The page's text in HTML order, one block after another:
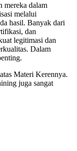
mereka dalam
melalui
hasil. Banyak dari
dan
legitimasi dan
Dalam
Materi Kerennya.
juga sangat